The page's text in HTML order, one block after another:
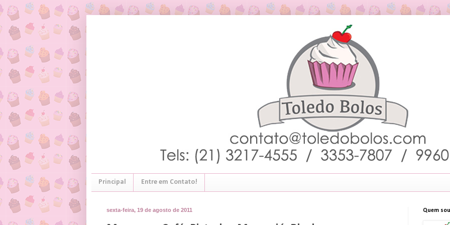
Principal Entre em Contato!
sexta-feira, 19 de agosto de 2011 Quem